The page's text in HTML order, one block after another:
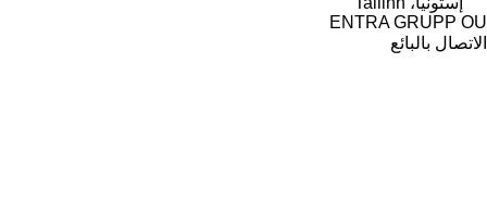
ENTRA GRUPP OU
الاتصال بالبائع